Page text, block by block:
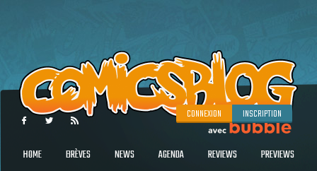
CONNEXION INSCRIPTION
HOME BRÈVES NEWS AGENDA REVIEWS PREVIEWS